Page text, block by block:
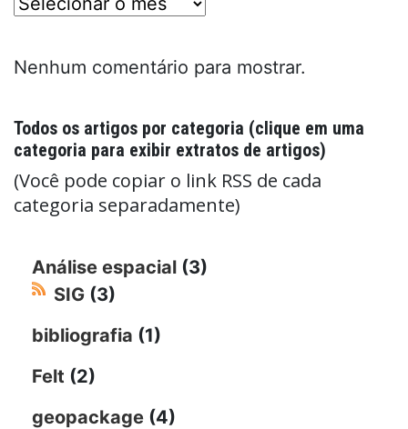
Nenhum comentário para mostrar.
Todos os artigos por categoria (clique em uma
categoria para exibir extratos de artigos)
(Você pode copiar o link RSS de cada
categoria separadamente)
Análise espacial (3)
SIG (3)
bibliografia (1)
Felt (2)
geopackage (4)